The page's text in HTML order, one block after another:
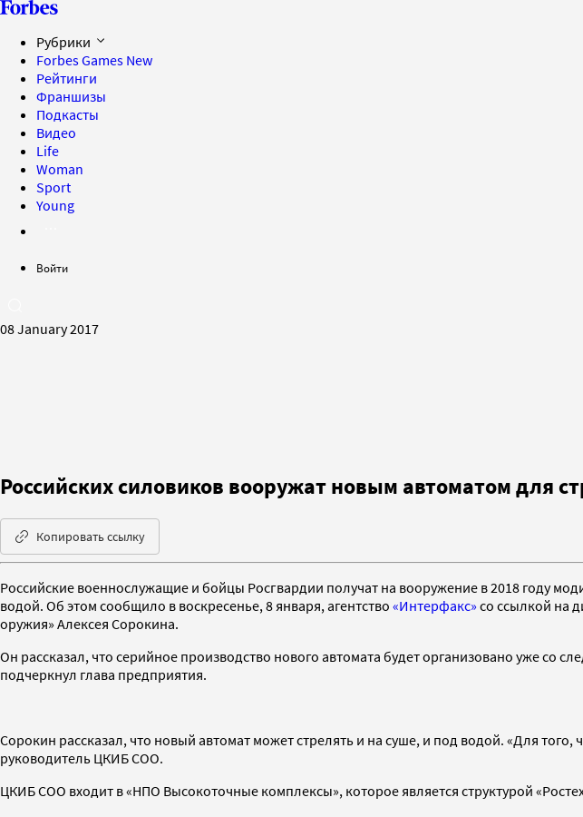
Рубрики
Forbes Games New
Рейтинги
Франшизы
Подкасты
Видео
Life
Woman
Sport
Young
Войти
08 January 2017
Российских силовиков вооружат новым автоматом для
Копировать ссылку
Российские военнослужащие и бойцы Росгвардии получат на вооружение в 2018 году
водой. Об этом сообщило в воскресенье, 8 января, агентство «Интерфакс» со ссылкой на
оружия» Алексея Сорокина.
Он рассказал, что серийное производство нового автомата будет организовано уже
подчеркнул глава предприятия.
Сорокин рассказал, что новый автомат может стрелять и на суше, и под водой. «Для
руководитель ЦКИБ СОО.
ЦКИБ СОО входит в «НПО Высокоточные комплексы», которое является структурой